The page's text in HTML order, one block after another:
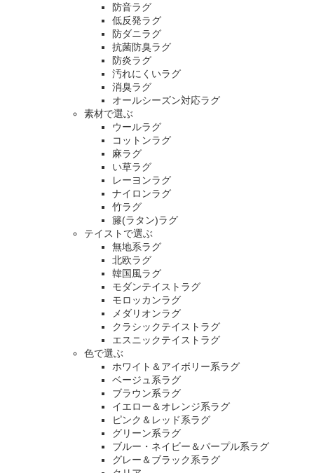
防音ラグ
低反発ラグ
防ダニラグ
抗菌防臭ラグ
防炎ラグ
汚れにくいラグ
消臭ラグ
オールシーズン対応ラグ
素材で選ぶ
ウールラグ
コットンラグ
麻ラグ
い草ラグ
レーヨンラグ
ナイロンラグ
竹ラグ
籐(ラタン)ラグ
テイストで選ぶ
無地系ラグ
北欧ラグ
韓国風ラグ
モダンテイストラグ
モロッカンラグ
メダリオンラグ
クラシックテイストラグ
エスニックテイストラグ
色で選ぶ
ホワイト＆アイボリー系ラグ
ベージュ系ラグ
ブラウン系ラグ
イエロー＆オレンジ系ラグ
ピンク＆レッド系ラグ
グリーン系ラグ
ブルー・ネイビー＆パープル系ラグ
グレー＆ブラック系ラグ